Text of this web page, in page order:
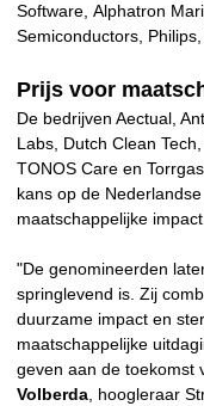
Software, Alphatron
Semiconductors,
Prijs voor
De bedrijven Aectual,
Labs, Dutch Clean
TONOS Care en
kans op de
maatschappelijke impact.
"De genomineerden
springlevend is. Zij
duurzame impact en
maatschappelijke
geven aan de toekomst
Volberda , hoogleraar